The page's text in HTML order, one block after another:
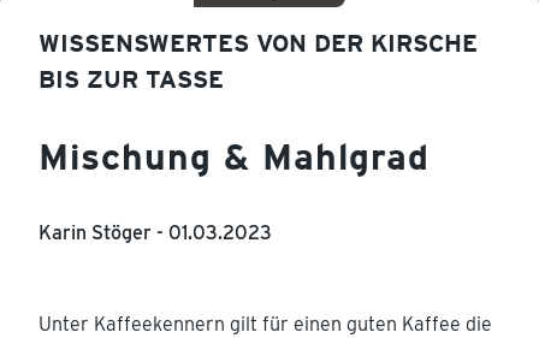
WISSENSWERTES VON DER KIRSCHE
BIS ZUR TASSE
Mischung & Mahlgrad
Karin Stöger - 01.03.2023
Unter Kaffeekennern gilt für einen guten Kaffee die